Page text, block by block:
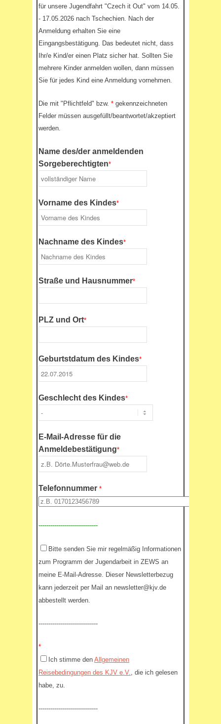
für unsere Jugendfahrt "Czech it Out" vom 14.05.
- 17.05.2026 nach Tschechien. Nach der
Anmeldung erhalten Sie eine
Eingangsbestätigung. Das bedeutet nicht, dass
Ihr/e Kind/er einen Platz sicher hat. Sollten Sie
mehrere Kinder anmelden wollen, dann müssen
Sie für jedes Kind eine Anmeldung vornehmen.
Die mit "Pflichtfeld" bzw. * gekennzeichneten
Felder müssen ausgefüllt/beantwortet/akzeptiert
werden.
Name des/der anmeldenden
Sorgeberechtigten*
Vorname des Kindes*
Nachname des Kindes*
Straße und Hausnummer*
PLZ und Ort*
Geburtstdatum des Kindes*
Geschlecht des Kindes*
E-Mail-Adresse für die
Anmeldebestätigung*
Telefonnummer *
------------------------------
Bitte senden Sie mir regelmäßig Informationen
zum Programm der Jugendarbeit in ZEWS an
meine E-Mail-Adresse. Dieser Newsletterbezug
kann jederzeit per Mail an newsletter@kjv.de
abbestellt werden.
------------------------------
*
Ich stimme den Allgemeinen
Reisebedingungen des KJV e.V.
, die ich gelesen
habe, zu.
------------------------------